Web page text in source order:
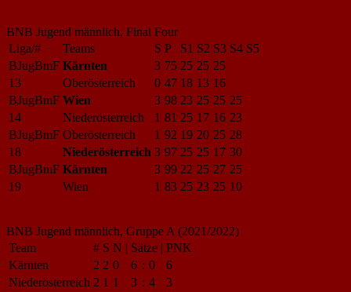
BNB Jugend männlich, Final Four
Liga/#
Teams S P S1 S2 S3 S4 S5
BJugBmF Kärnten 3 75 25 25 25
13
Oberösterreich 0 47 18 13 16
BJugBmF Wien 3 98 23 25 25 25
14
Niederösterreich 1 81 25 17 16 23
BJugBmF Oberösterreich 1 92 19 20 25 28
18
Niederösterreich 3 97 25 25 17 30
BJugBmF Kärnten 3 99 22 25 27 25
19
Wien 1 83 25 23 25 10
BNB Jugend männlich, Gruppe A (2021/2022)
Team
# S N | Sätze | PNK
Kärnten
2 2 0 6 : 0
6
Niederösterreich 2 1 1 3 : 4
3